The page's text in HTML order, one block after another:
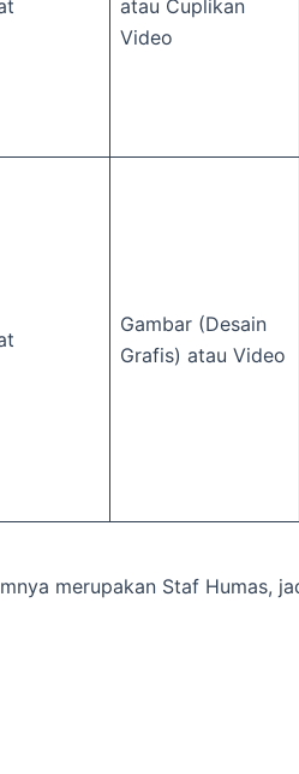
atau Cuplikan
Video
Gambar (Desain
Grafis) atau Video
merupakan Staf Humas,